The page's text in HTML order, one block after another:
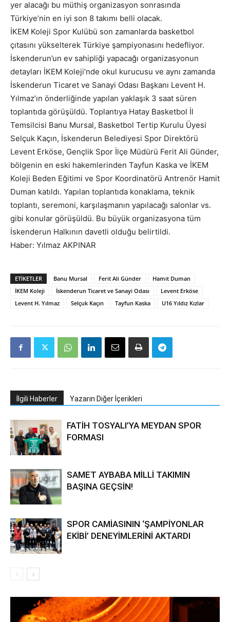
yer alacağı bu müthiş organizasyon sonrasında
Türkiye’nin en iyi son 8 takımı belli olacak.
İKEM Koleji Spor Kulübü son zamanlarda basketbol
çıtasını yükselterek Türkiye şampiyonasını hedefliyor.
İskenderun’un ev sahipliği yapacağı organizasyonun
detayları İKEM Koleji’nde okul kurucusu ve aynı zamanda
İskenderun Ticaret ve Sanayi Odası Başkanı Levent H.
Yılmaz’ın önderliğinde yapılan yaklaşık 3 saat süren
toplantıda görüşüldü. Toplantıya Hatay Basketbol İl
Temsilcisi Banu Mursal, Basketbol Tertip Kurulu Üyesi
Selçuk Kaçın, İskenderun Belediyesi Spor Direktörü
Levent Erköse, Gençlik Spor İlçe Müdürü Ferit Ali Günder,
bölgenin en eski hakemlerinden Tayfun Kaska ve İKEM
Koleji Beden Eğitimi ve Spor Koordinatörü Antrenör Hamit
Duman katıldı. Yapılan toplantıda konaklama, teknik
toplantı, seremoni, karşılaşmanın yapılacağı salonlar vs.
gibi konular görüşüldü. Bu büyük organizasyona tüm
İskenderun Halkının davetli olduğu belirtildi.
Haber: Yılmaz AKPINAR
ETIKETLER Banu Mursal Ferit Ali Günder
Hamit Duman
İKEM Koleji
İskenderun Ticaret ve Sanayi Odası
Levent Erköse
Levent H. Yılmaz
Selçuk Kaçın Tayfun Kaska U16 Yıldız Kızlar
İlgili Haberler Yazarın Diğer İçerikleri
FATİH TOSYALI’YA MEYDAN SPOR
FORMASI
SAMET AYBABA MİLLİ TAKIMIN
BAŞINA GEÇSİN!
SPOR CAMİASININ ‘ŞAMPİYONLAR
EKİBİ’ DENEYİMLERİNİ AKTARDI